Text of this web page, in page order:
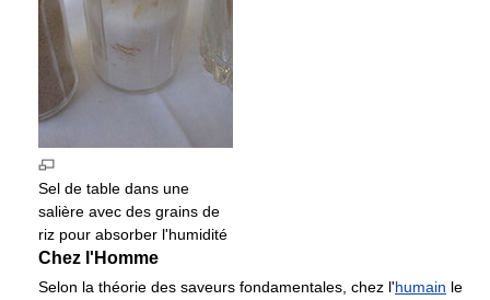
Sel de table dans une
salière avec des grains de
riz pour absorber l'humidité
Chez l'Homme
Selon la théorie des saveurs fondamentales, chez l'humain le